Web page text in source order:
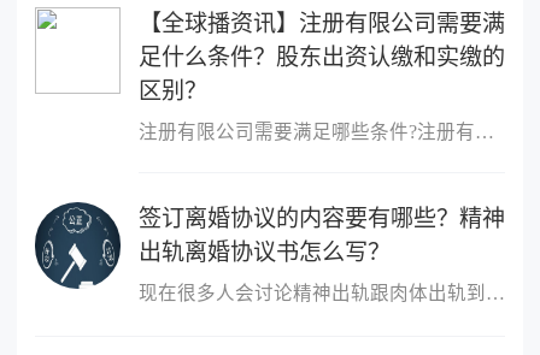
【全球播资讯】注册有限公司需要满
足什么条件？股东出资认缴和实缴的
区别？
注册有限公司需要满足哪些条件?注册有限公司需要满足什么条件?1、股
签订离婚协议的内容要有哪些？精神
出轨离婚协议书怎么写？
现在很多人会讨论精神出轨跟肉体出轨到底哪个更严重？这个不同的人